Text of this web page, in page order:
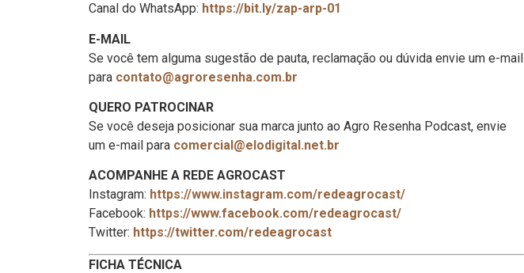
Canal do WhatsApp: https://bit.ly/zap-arp-01
E-MAIL
Se você tem alguma sugestão de pauta, reclamação ou dúvida envie um e-mail
para contato@agroresenha.com.br
QUERO PATROCINAR
Se você deseja posicionar sua marca junto ao Agro Resenha Podcast, envie
um e-mail para comercial@elodigital.net.br
ACOMPANHE A REDE AGROCAST
Instagram: https://www.instagram.com/redeagrocast/
Facebook: https://www.facebook.com/redeagrocast/
Twitter: https://twitter.com/redeagrocast
FICHA TÉCNICA